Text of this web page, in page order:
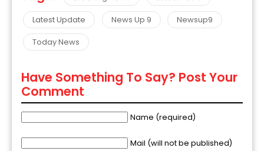
Latest Update
News Up 9
Newsup9
Today News
Have Something To Say? Post Your
Comment
Name (required)
Mail (will not be published)